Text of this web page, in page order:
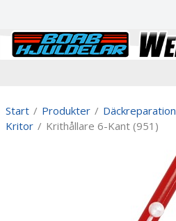
Start / Produkter / Däckreparation
Kritor / Krithållare 6-Kant (951)